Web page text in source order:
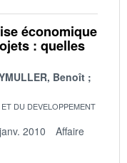
économique
: quelles
Benoît
DU DEVELOPPEMENT
2010
Affaire